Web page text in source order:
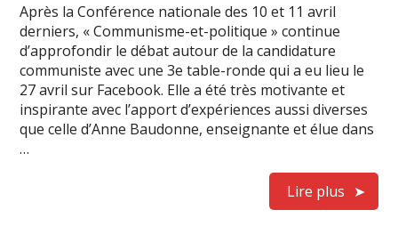
Après la Conférence nationale des 10 et 11 avril
derniers, « Communisme-et-politique » continue
d’approfondir le débat autour de la candidature
communiste avec une 3e table-ronde qui a eu lieu le
27 avril sur Facebook. Elle a été très motivante et
inspirante avec l’apport d’expériences aussi diverses
que celle d’Anne Baudonne, enseignante et élue dans
…
Lire plus